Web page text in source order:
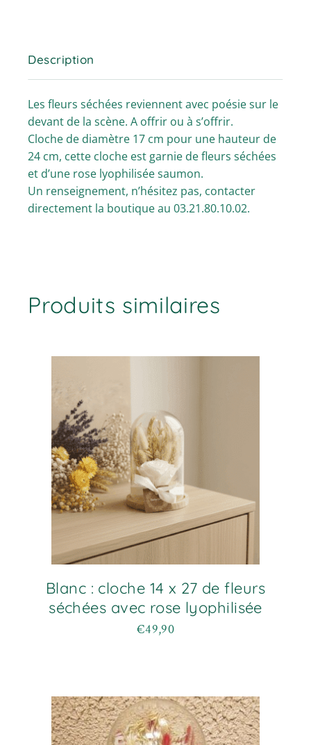
Description
Les fleurs séchées reviennent avec poésie sur le
devant de la scène. A offrir ou à s’offrir.
Cloche de diamètre 17 cm pour une hauteur de
24 cm, cette cloche est garnie de fleurs séchées
et d’une rose lyophilisée saumon.
Un renseignement, n’hésitez pas, contacter
directement la boutique au 03.21.80.10.02.
Produits similaires
Blanc : cloche 14 x 27 de fleurs
séchées avec rose lyophilisée
€49,90